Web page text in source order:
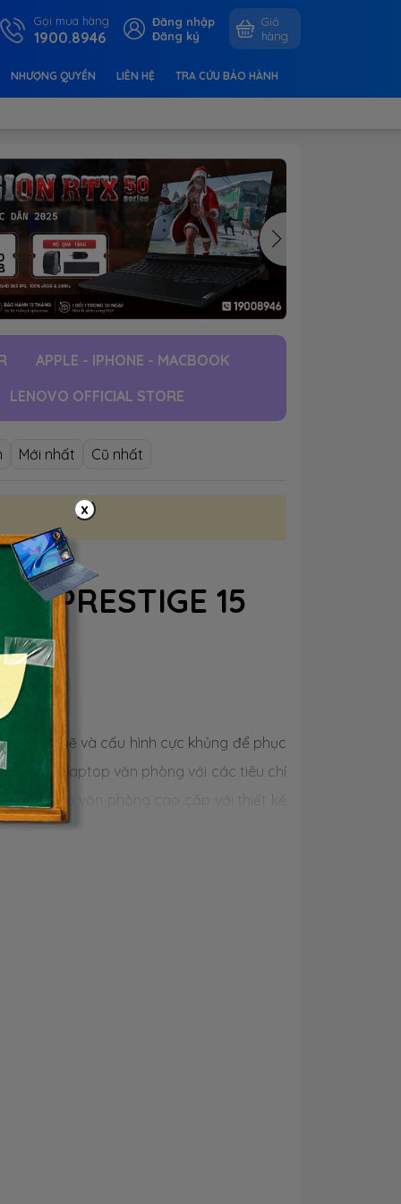
Gọi mua hàng
1900.8946
Đăng nhập
Đăng ký
Giỏ
hàng
NHƯỢNG QUYỀN LIÊN HỆ TRA CỨU BẢO HÀNH
APPLE - IPHONE - MACBOOK
LENOVO OFFICIAL STORE
Mới nhất Cũ nhất
PRESTIGE 15
mạnh mẽ và cấu hình cực khủng để phục
dòng laptop văn phòng với các tiêu chí
laptop văn phòng cao cấp với thiết kế
đến dòng
x